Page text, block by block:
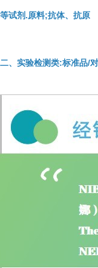
等试剂.原料;抗体、抗原
二、实验检测类:标准品/